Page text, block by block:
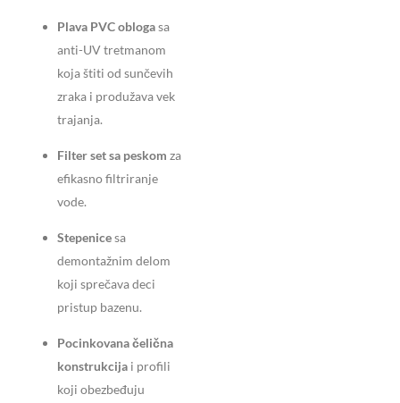
Plava PVC oblogasa
anti-UV tretmanom
koja štiti od sunčevih
zraka i produžava vek
trajanja.
Filter set sa peskom za
efikasno filtriranje
vode.
Stepenicesa
demontažnim delom
koji sprečava deci
pristup bazenu.
Pocinkovana čelična
konstrukcija i profili
koji obezbeđuju